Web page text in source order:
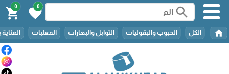
search
0
favorite
0
shopping_cart
home الكل الحبوب والبقوليات التوابل والبهارات المعلبات